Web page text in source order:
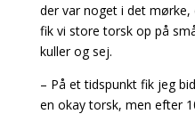
der var noget i det
fik vi store torsk op på
kuller og sej.
– På et tidspunkt fik jeg
en okay torsk, men efter